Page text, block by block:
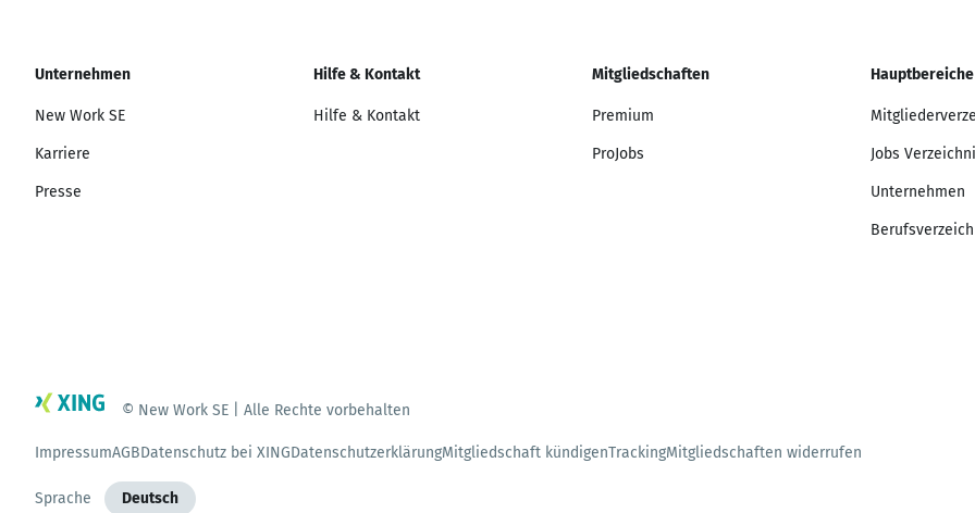
Unternehmen
New Work SE
Karriere
Presse
Hilfe & Kontakt
Hilfe & Kontakt
Mitgliedschaften
Premium
ProJobs
Hauptbereiche
Jobs
Unternehmen
© New Work SE | Alle Rechte vorbehalten
ImpressumAGBDatenschutz bei XINGDatenschutzerklärungMitgliedschaft kündigenTrackingMitgliedschaften widerrufen
Sprache Deutsch